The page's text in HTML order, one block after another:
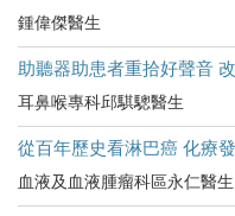
鍾偉傑醫生
助聽器助患者重拾好聲音
耳鼻喉專科邱騏驄醫生
從百年歷史看淋巴癌 化療
血液及血液腫瘤科區永仁醫生